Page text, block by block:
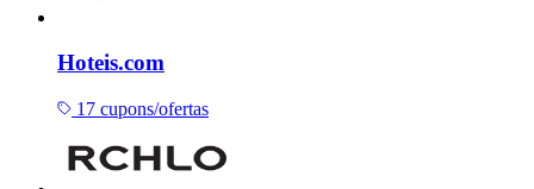
Hoteis.com
17 cupons/ofertas